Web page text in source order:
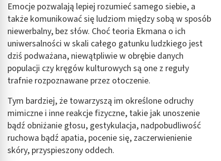
Emocje pozwalają lepiej rozumieć samego siebie, a
także komunikować się ludziom między sobą w sposób
niewerbalny, bez słów. Choć teoria Ekmana o ich
uniwersalności w skali całego gatunku ludzkiego jest
dziś podważana, niewątpliwie w obrębie danych
populacji czy kręgów kulturowych są one z reguły
trafnie rozpoznawane przez otoczenie.
Tym bardziej, że towarzyszą im określone odruchy
mimiczne i inne reakcje fizyczne, takie jak unoszenie
bądź obniżanie głosu, gestykulacja, nadpobudliwość
ruchowa bądź apatia, pocenie się, zaczerwienienie
skóry, przyspieszony oddech.